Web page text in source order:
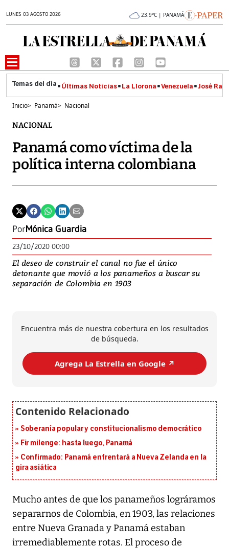
LUNES 03 AGOSTO 2026 23.9°C | PANAMÁ
Últimas Noticias La Llorona Venezuela José
Inicio> Panamá> Nacional
NACIONAL
Panamá como víctima de la
política interna colombiana
PorMónica Guardia
23/10/2020 00:00
El deseo de construir el canal no fue el único
detonante que movió a los panameños a buscar su
separación de Colombia en 1903
Encuentra más de nuestra cobertura en los resultados
de búsqueda.
Agrega La Estrella en Google ↗️
Soberanía popular y constitucionalismo democrático
Fir milenge: hasta luego, Panamá
Confirmado: Panamá enfrentará a Nueva Zelanda en la
gira asiática
Mucho antes de que los panameños lográramos
separarnos de Colombia, en 1903, las relaciones
entre Nueva Granada y Panamá estaban
irremediablemente rotas. El proceso de